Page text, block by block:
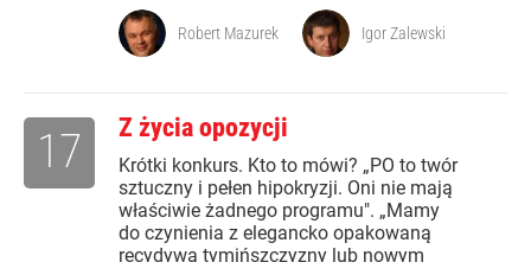
Robert Mazurek Igor Zalewski
Z życia opozycji
Krótki konkurs. Kto to mówi? „PO to twór
sztuczny i pełen hipokryzji. Oni nie mają
właściwie żadnego programu". „Mamy
do czynienia z elegancko opakowaną
recydywą tymińszczyzny lub nowym
17